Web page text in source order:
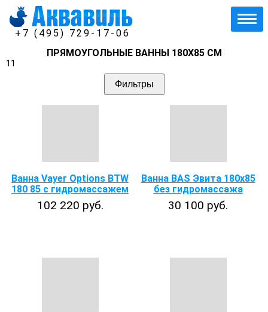
+7 (495) 729-17-06
ПРЯМОУГОЛЬНЫЕ ВАННЫ 180Х85 СМ
11
Фильтры
Ванна Vayer Options BTW
180 85 с гидромассажем
102 220 руб.
Ванна BAS Эвита 180х85
без гидромассажа
30 100 руб.